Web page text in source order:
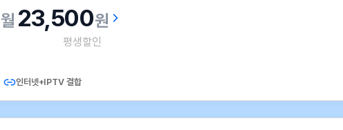
23,500원
평생할인
인터넷+IPTV 결합